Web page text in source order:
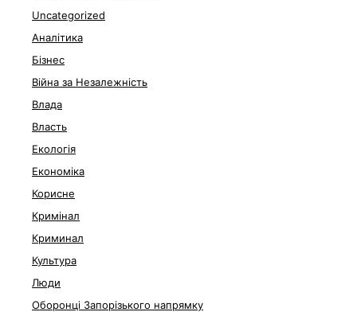
Uncategorized
Аналітика
Бізнес
Війна за Незалежність
Влада
Власть
Екологія
Економіка
Корисне
Кримінал
Криминал
Культура
Люди
Оборонці Запорізького напрямку